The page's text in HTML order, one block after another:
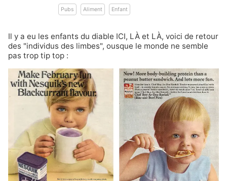
Pubs Aliment Enfant
Il y a eu les enfants du diable ICI, LÀ et LÀ, voici de retour
des "individus des limbes", ousque le monde ne semble
pas trop tip top :